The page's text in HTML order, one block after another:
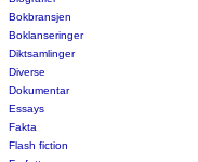
Bokbransjen
Boklanseringer
Diktsamlinger
Diverse
Dokumentar
Essays
Fakta
Flash fiction